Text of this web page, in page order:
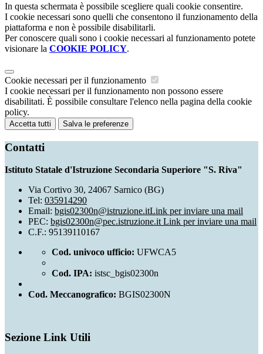
In questa schermata è possibile scegliere quali cookie consentire.
I cookie necessari sono quelli che consentono il funzionamento della
piattaforma e non è possibile disabilitarli.
Per conoscere quali sono i cookie necessari al funzionamento potete
visionare la COOKIE POLICY.
Cookie necessari per il funzionamento
I cookie necessari per il funzionamento non possono essere
disabilitati. È possibile consultare l'elenco nella pagina della cookie
policy.
Accetta tutti Salva le preferenze
Contatti
Istituto Statale d'Istruzione Secondaria Superiore "S. Riva"
Via Cortivo 30, 24067 Sarnico (BG)
Tel: 035914290
Email: bgis02300n@istruzione.itLink per inviare una mail
PEC: bgis02300n@pec.istruzione.it Link per inviare una mail
C.F.: 95139110167
Cod. univoco ufficio: UFWCA5
Cod. IPA: istsc_bgis02300n
Cod. Meccanografico: BGIS02300N
Sezione Link Utili